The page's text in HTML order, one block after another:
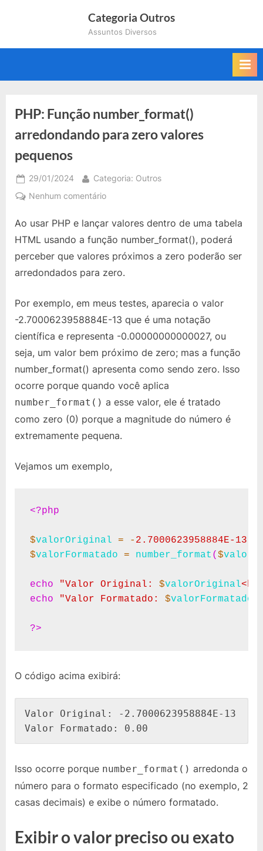
Categoria Outros
Assuntos Diversos
PHP: Função number_format()
arredondando para zero valores
pequenos
Posted
on
29/01/2024 By
Categoria: Outros
Nenhum comentárioem
Função
number_format()
para
zero
pequenos
Ao usar PHP e lançar valores dentro de uma tabela
HTML usando a função number_format(), poderá
perceber que valores próximos a zero poderão ser
arredondados para zero.
Por exemplo, em meus testes, aparecia o valor
-2.7000623958884E-13 que é uma notação
científica e representa -0.00000000000027, ou
seja, um valor bem próximo de zero; mas a função
number_format() apresenta como sendo zero. Isso
ocorre porque quando você aplica
number_format() a esse valor, ele é tratado
como zero (0) porque a magnitude do número é
extremamente pequena.
Vejamos um exemplo,
<?php
$valorOriginal = - 2.7000623958884E-13
$valorFormatado = number_format ( $
echo "Valor Original: $valorOriginal
echo
"Valor Formatado: $valorFormatado
?>
O código acima exibirá:
Valor Original: -2.7000623958884E-13
Valor Formatado: 0.00
Isso ocorre porque number_format() arredonda o
número para o formato especificado (no exemplo, 2
casas decimais) e exibe o número formatado.
Exibir o valor preciso ou exato